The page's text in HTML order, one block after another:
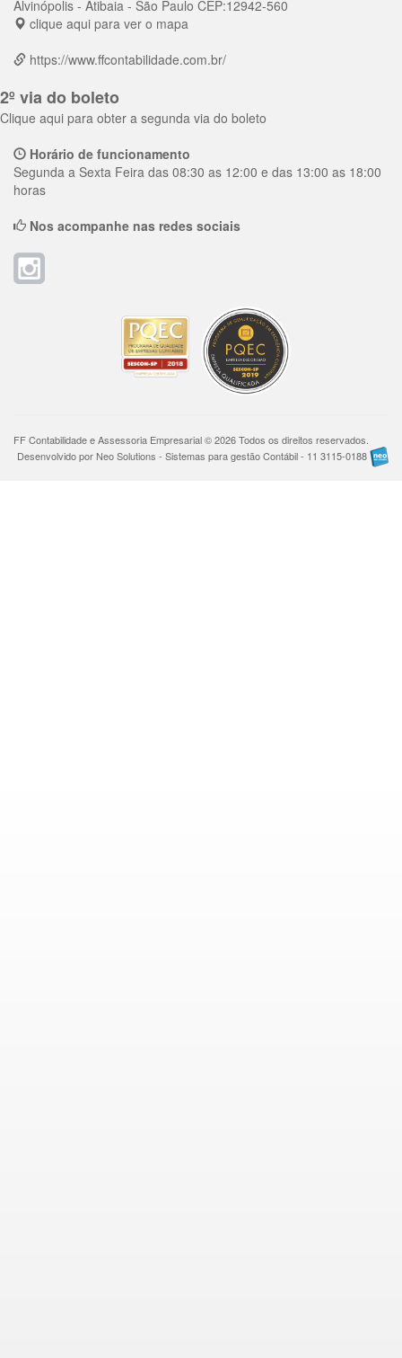
Alvinópolis - Atibaia - São Paulo CEP:12942-560
clique aqui para ver o mapa
https://www.ffcontabilidade.com.br/
2º via do boleto
Clique aqui para obter a segunda via do boleto
Horário de funcionamento
Segunda a Sexta Feira das 08:30 as 12:00 e das 13:00 as 18:00
horas
Nos acompanhe nas redes sociais
FF Contabilidade e Assessoria Empresarial © 2026 Todos os direitos reservados.
Desenvolvido por Neo Solutions - Sistemas para gestão Contábil - 11 3115-0188